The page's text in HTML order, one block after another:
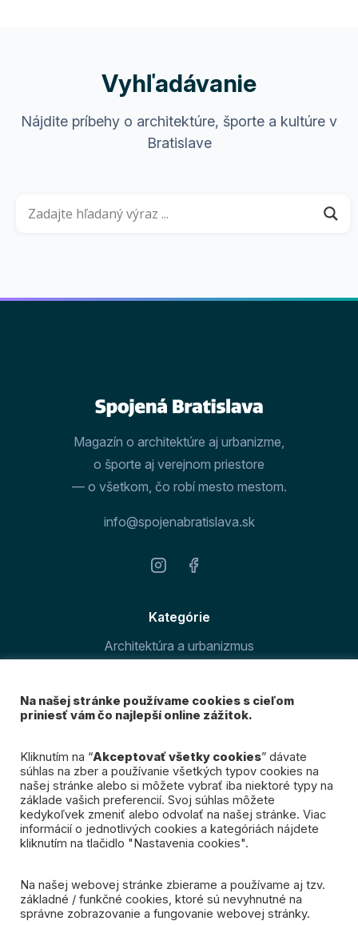
Vyhľadávanie
Nájdite príbehy o architektúre, športe a kultúre v
Bratislave
Magazín o architektúre aj urbanizme,
o športe aj verejnom priestore
— o všetkom, čo robí mesto mestom.
info@spojenabratislava.sk
Kategórie
Architektúra a urbanizmus
O magazíne
Prihláste sa k odberu
nášho newslettra
Mám záujem
Na našej stránke používame cookies s cieľom
priniesť vám čo najlepší online zážitok.
Kliknutím na “Akceptovať všetky cookies” dávate
súhlas na zber a používanie všetkých typov cookies na
našej stránke alebo si môžete vybrať iba niektoré typy na
základe vašich preferencií. Svoj súhlas môžete
kedykoľvek zmeniť alebo odvolať na našej stránke. Viac
informácií o jednotlivých cookies a kategóriách nájdete
kliknutím na tlačidlo "Nastavenia cookies".
Na našej webovej stránke zbierame a používame aj tzv.
základné / funkčné cookies, ktoré sú nevyhnutné na
správne zobrazovanie a fungovanie webovej stránky.